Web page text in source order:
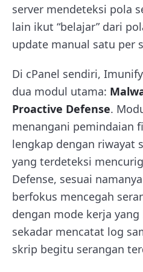
server mendeteksi pola
lain ikut “belajar” dari
update manual satu per
Di cPanel sendiri,
dua modul utama:
Proactive Defense.
menangani pemindaian
lengkap dengan riwayat
yang terdeteksi
Defense, sesuai
berfokus mencegah
dengan mode kerja
sekadar mencatat log
skrip begitu serangan